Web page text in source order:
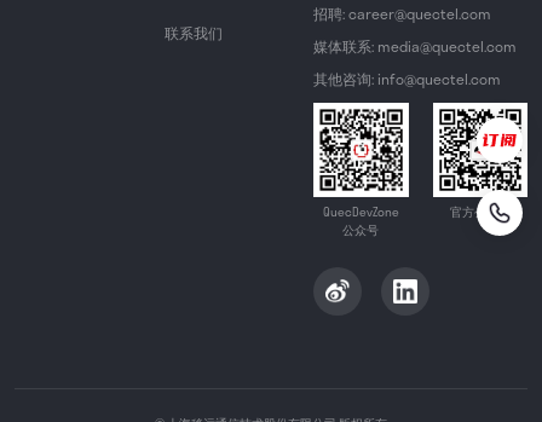
联系我们
招聘: career@quectel.com
媒体联系: media@quectel.com
其他咨询: info@quectel.com
QuecDevZone
公众号
官方公众号